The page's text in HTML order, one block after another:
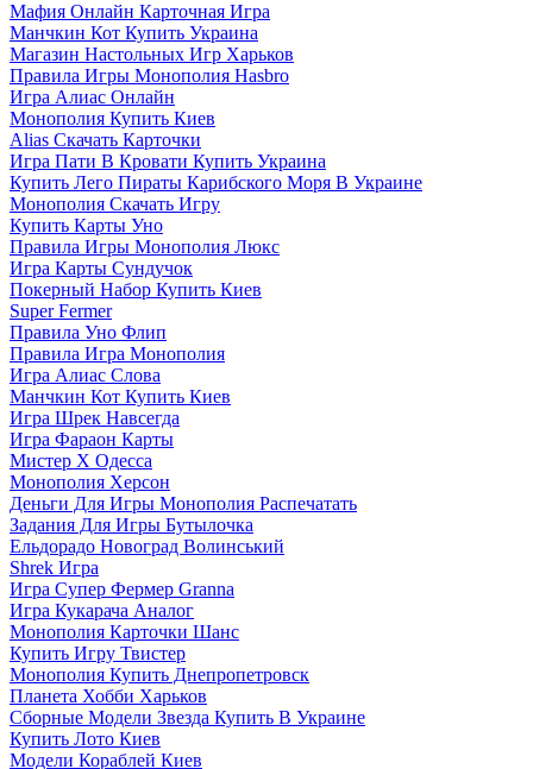
Мафия Онлайн Карточная Игра
Манчкин Кот Купить Украина
Магазин Настольных Игр Харьков
Правила Игры Монополия Hasbro
Игра Алиас Онлайн
Монополия Купить Киев
Alias Скачать Карточки
Игра Пати В Кровати Купить Украина
Купить Лего Пираты Карибского Моря В Украине
Монополия Скачать Игру
Купить Карты Уно
Правила Игры Монополия Люкс
Игра Карты Сундучок
Покерный Набор Купить Киев
Super Fermer
Правила Уно Флип
Правила Игра Монополия
Игра Алиас Слова
Манчкин Кот Купить Киев
Игра Шрек Навсегда
Игра Фараон Карты
Мистер Х Одесса
Монополия Херсон
Деньги Для Игры Монополия Распечатать
Задания Для Игры Бутылочка
Ельдорадо Новоград Волинський
Shrek Игра
Игра Супер Фермер Granna
Игра Кукарача Аналог
Монополия Карточки Шанс
Купить Игру Твистер
Монополия Купить Днепропетровск
Планета Хобби Харьков
Сборные Модели Звезда Купить В Украине
Купить Лото Киев
Модели Кораблей Киев